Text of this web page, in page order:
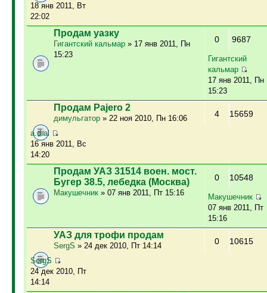
18 янв 2011, Вт
22:02
Продам уазку
Гигантский кальмар» 17 янв 2011, Пн
15:23
0 9687
Гигантский
кальмар
17 янв 2011, Пн
15:23
Продам Pajero 2
димульгатор» 22 ноя 2010, Пн 16:06 4 15659
a.d.al
16 янв 2011, Вс
14:20
Продам УАЗ 31514 воен. мост.
Бугер 38.5, лебедка (Москва)
Макушечник» 07 янв 2011, Пт 15:16
0 10548
Макушечник
07 янв 2011, Пт
15:16
УАЗ для трофи продам
SergS » 24 дек 2010, Пт 14:14 0 10615
SergS
24 дек 2010, Пт
14:14